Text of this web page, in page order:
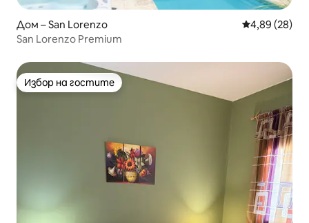
Дом – San Lorenzo Средна
4,89 (28)
San Lorenzo Premium
Избор на гостите
Избор на гостите